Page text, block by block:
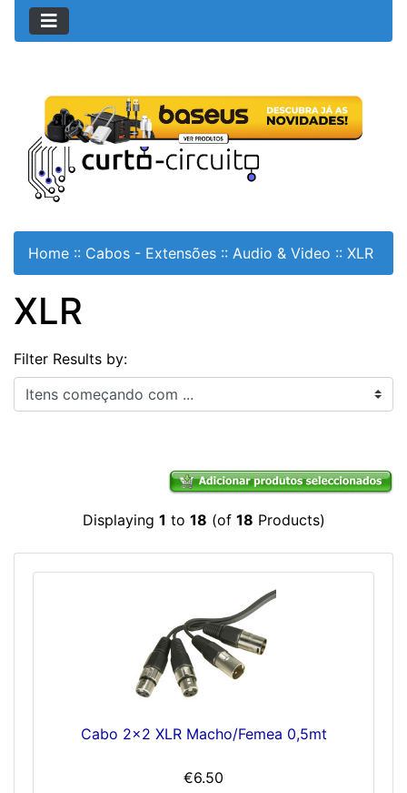
Home :: Cabos - Extensões :: Audio & Video :: XLR
XLR
Filter Results by:
Itens começando com ...
Displaying 1 to 18 (of 18 Products)
Cabo 2x2 XLR Macho/Femea 0,5mt
€6.50